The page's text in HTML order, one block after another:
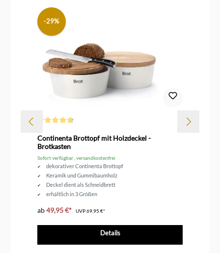
-29%
Continenta Brottopf mit Holzdeckel -
Brotkasten
Sofort verfügbar , versandkostenfrei
dekorativer Continenta Brottopf
Keramik und Gummibaumholz
Deckel dient als Schneidbrett
erhältlich in 3 Größen
ab49,95 €* UVP69,95 €*
Details